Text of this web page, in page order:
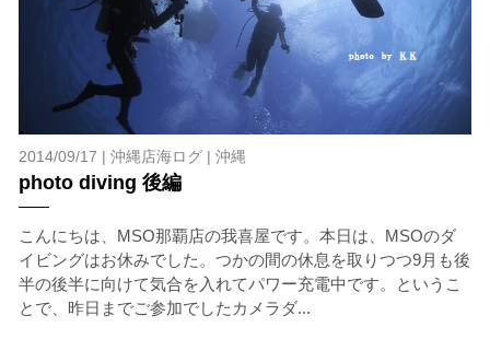
2014/09/17 | 沖縄店海ログ| 沖縄
photo diving 後編
こんにちは、MSO那覇店の我喜屋です。本日は、MSOのダ
イビングはお休みでした。つかの間の休息を取りつつ9月も後
半の後半に向けて気合を入れてパワー充電中です。というこ
とで、昨日までご参加でしたカメラダ...